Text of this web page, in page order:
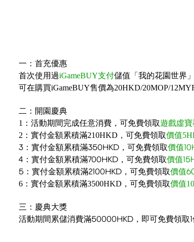
一：首充優惠
首次使用過iGameBUY支付儲值 「我的花園世界
可在購買iGameBUY售價為20HKD/20MOP/
二：開園慶典
1：活動期間完成任意消費，可免費領取遊戲虛寶
2：實付金額累積滿210HKD，可免費領取價值
3：實付金額累積滿350HKD，可免費領取價值
4：實付金額累積滿700HKD，可免費領取價值
5：實付金額累積滿2100HKD，可免費領取價值
6：實付金額累積滿3500HKD，可免費領取價值
三：慶典大獎
活動期間累儲消費滿50000HKD，即可免費領取